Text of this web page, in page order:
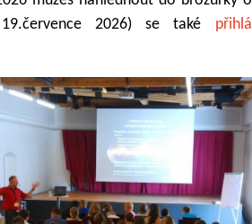
2026) se také